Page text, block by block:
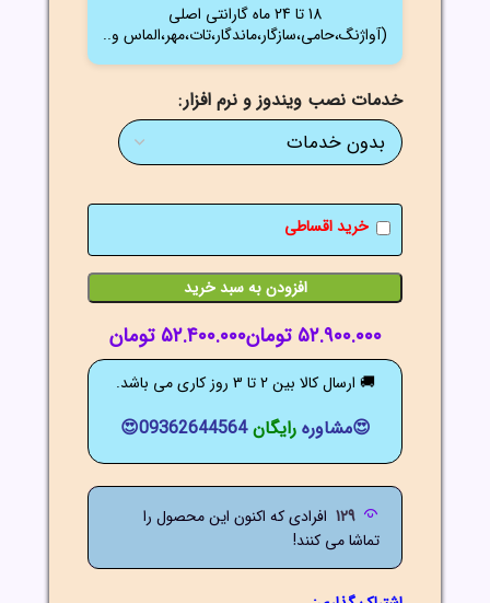
18 تا 24 ماه گارانتی اصلی
(آواژنگ،حامی،سازگار،ماندگار،تات،مهر،الماس و..
خدمات نصب ویندوز و نرم افزار
خرید اقساطی
افزودن به سبد خرید
تومان تومان
🚚 ارسال کالا بین 2 تا 3 روز کاری می باشد.
😍مشاورهرایگان09362644564😍
129 افرادی که اکنون این محصول را
تماشا می کنند!